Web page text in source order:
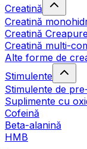
Creatină
Creatină
Creatină
Creatină multi-
Alte forme de
Stimulente
Stimulente de
Suplimente cu
Cofeină
Beta-alanină
HMB